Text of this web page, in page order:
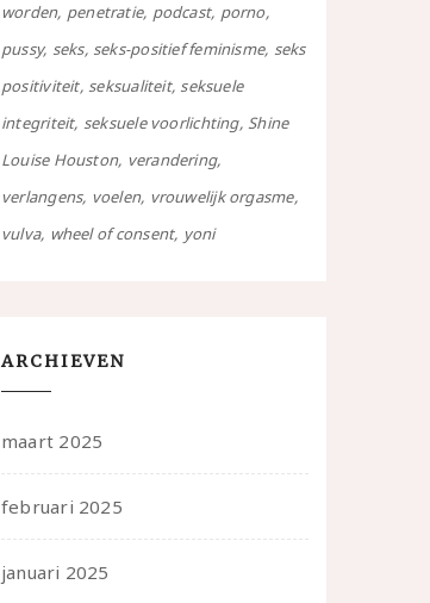
worden penetratie podcast porno
pussy seks seks-positief feminisme seks
positiviteit seksualiteit seksuele
integriteit seksuele voorlichting Shine
Louise Houston verandering
verlangens voelen vrouwelijk orgasme
vulva wheel of consent yoni
ARCHIEVEN
maart 2025
februari 2025
januari 2025